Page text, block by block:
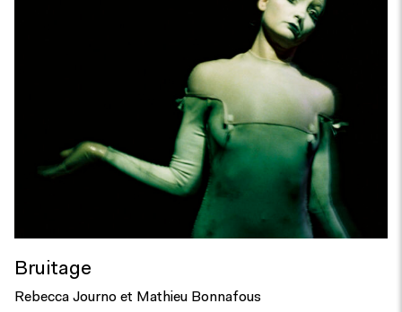
Bruitage
Rebecca Journo et Mathieu Bonnafous